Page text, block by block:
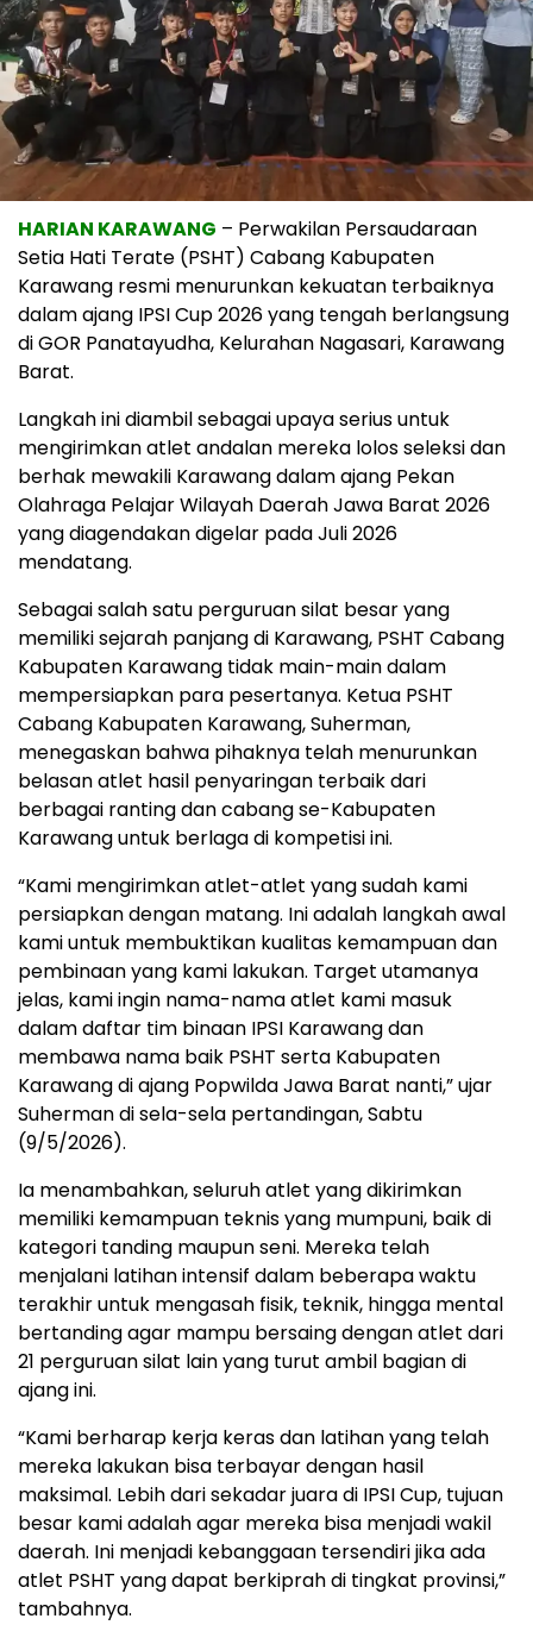
HARIAN KARAWANG – Perwakilan Persaudaraan
Setia Hati Terate (PSHT) Cabang Kabupaten
Karawang resmi menurunkan kekuatan terbaiknya
dalam ajang IPSI Cup 2026yang tengah berlangsung
diGOR Panatayudha, Kelurahan Nagasari, Karawang
Barat.
Langkah ini diambil sebagai upaya serius untuk
mengirimkan atlet andalan mereka lolos seleksi dan
berhak mewakili Karawang dalam ajang Pekan
Olahraga Pelajar Wilayah Daerah Jawa Barat 2026
yang diagendakan digelar pada Juli 2026
mendatang.
Sebagai salah satu perguruan silat besar yang
memiliki sejarah panjang di Karawang, PSHT Cabang
Kabupaten Karawang tidak main-main dalam
mempersiapkan para pesertanya. Ketua PSHT
Cabang Kabupaten Karawang,Suherman,
menegaskan bahwa pihaknya telah menurunkan
belasan atlet hasil penyaringan terbaik dari
berbagai ranting dan cabang se-Kabupaten
Karawang untuk berlaga di kompetisi ini.
“Kami mengirimkan atlet-atlet yang sudah kami
persiapkan dengan matang. Ini adalah langkah awal
kami untuk membuktikan kualitas kemampuan dan
pembinaan yang kami lakukan. Target utamanya
jelas, kami ingin nama-nama atlet kami masuk
dalam daftar tim binaan IPSI Karawang dan
membawa nama baik PSHT serta Kabupaten
Karawang di ajang Popwilda Jawa Barat nanti,” ujar
Suherman di sela-sela pertandingan, Sabtu
(9/5/2026).
Ia menambahkan, seluruh atlet yang dikirimkan
memiliki kemampuan teknis yang mumpuni, baik di
kategori tanding maupun seni. Mereka telah
menjalani latihan intensif dalam beberapa waktu
terakhir untuk mengasah fisik, teknik, hingga mental
bertanding agar mampu bersaing dengan atlet dari
21 perguruan silat lain yang turut ambil bagian di
ajang ini.
“Kami berharap kerja keras dan latihan yang telah
mereka lakukan bisa terbayar dengan hasil
maksimal. Lebih dari sekadar juara di IPSI Cup, tujuan
besar kami adalah agar mereka bisa menjadi wakil
daerah. Ini menjadi kebanggaan tersendiri jika ada
atlet PSHT yang dapat berkiprah di tingkat provinsi,”
tambahnya.